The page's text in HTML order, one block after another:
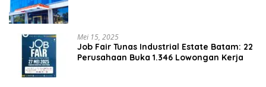
Mei 15, 2025
Job Fair Tunas Industrial Estate Batam: 22
Perusahaan Buka 1.346 Lowongan Kerja